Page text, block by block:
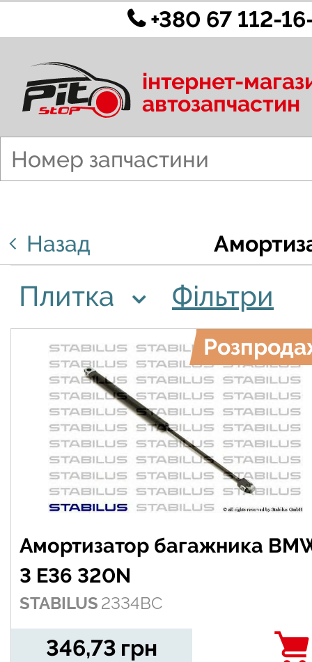
+380 67 112-
інтернет-
автозапчастин
Назад
Плитка Фільтри
Амортизатор багажника
3 E36 320N
STABILUS 2334BC
346,73 грн